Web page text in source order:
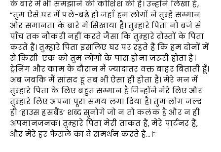
के बारे में भी समझाने की कोशिश की है। उन्होंने लिखा है,
“तुम ऐसे घर में पले-बढ़े हो जहाँ हम लोगों ने तुम्हें सम्मान
और समानता के बारे में सिखाया है। तुम्हारे पिता नौ बजे से
पाँच तक नौकरी नहीं करते जैसा कि तुम्हारे दोस्तों के पिता
करते हैं। तुम्हारे पिता इसलिए घर पर रहते हैं कि हम दोनों में
से किसी एक को तुम लोगों के पास होना जरूरी होता है।
ट्रेनिंग और काम के दौरान मैं ज्यादातर वक्त बाहर बिताती हूँ।
अब जबकि मैं सांसद हूं तब भी ऐसा ही होता है। मेरे मन में
तुम्हारे पिता के लिए बहुत सम्मान है जिन्होंने मेरे लिए और
तुम्हारे लिए अपना पूरा समय लगा दिया है। तुम लोग जल्द
ही ‘हाउस हसबैंड’ शब्द सुनोगे जो न तो कलंक है और न ही
अपमानजनक। तुम्हारे पिता मेरी ताकत हैं, मेरे पार्टनर हैं,
और मेरे हर फैसले का वे समर्थन करते हैं…।”